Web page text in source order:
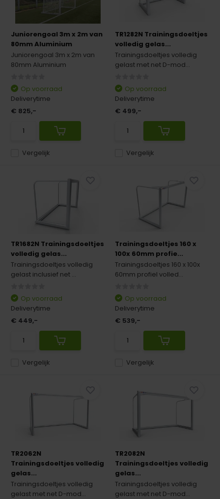
Juniorengoal 3m x 2m van
80mm Aluminium
Juniorengoal 3m x 2m van
80mm Aluminium
Vergelijk
Op voorraad
Deliverytime
€ 825,-
TR1282N Trainingsdoeltjes
volledig gelas...
Trainingsdoeltjes volledig
gelast met net D-mod...
Vergelijk
Op voorraad
Deliverytime
€ 499,-
TR1682N Trainingsdoeltjes
volledig gelas...
Trainingsdoeltjes volledig
gelast inclusief net ...
Vergelijk
Op voorraad
Deliverytime
€ 449,-
Trainingsdoeltjes 160 x
100x 60mm profie...
Trainingsdoeltjes 160 x 100x
60mm profiel volled...
Vergelijk
Op voorraad
Deliverytime
€ 539,-
TR2062N
Trainingsdoeltjes volledig
gelas...
Trainingsdoeltjes volledig
gelast met net D-mod...
TR2082N
Trainingsdoeltjes volledig
gelas...
Trainingsdoeltjes volledig
gelast met net D-mod...